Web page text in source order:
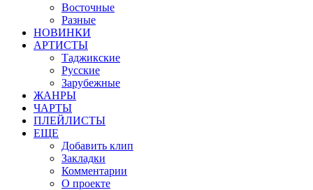
Восточные
Разные
НОВИНКИ
АРТИСТЫ
Таджикские
Русские
Зарубежные
ЖАНРЫ
ЧАРТЫ
ПЛЕЙЛИСТЫ
ЕЩЕ
Добавить клип
Закладки
Комментарии
О проекте